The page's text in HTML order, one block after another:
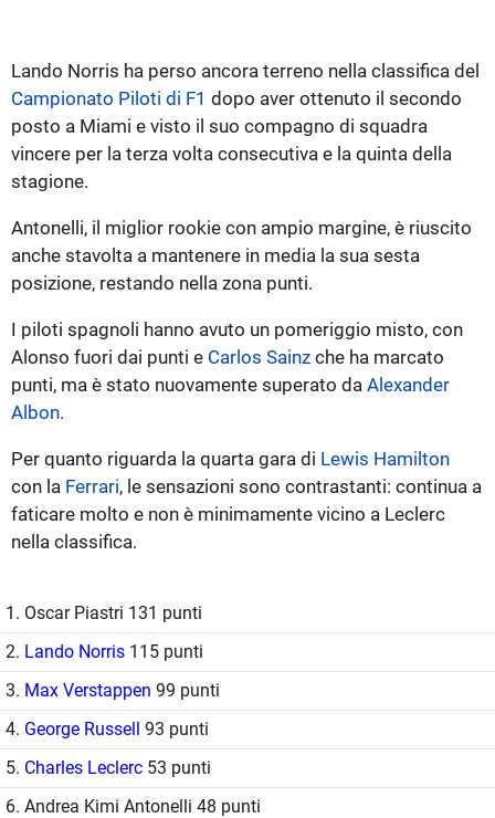
Lando Norris ha perso ancora terreno nella classifica del
Campionato Piloti di F1 dopo aver ottenuto il secondo
posto a Miami e visto il suo compagno di squadra
vincere per la terza volta consecutiva e la quinta della
stagione.
Antonelli, il miglior rookie con ampio margine, è riuscito
anche stavolta a mantenere in media la sua sesta
posizione, restando nella zona punti.
I piloti spagnoli hanno avuto un pomeriggio misto, con
Alonso fuori dai punti e Carlos Sainz che ha marcato
punti, ma è stato nuovamente superato da Alexander
Albon.
Per quanto riguarda la quarta gara di Lewis Hamilton
con la Ferrari, le sensazioni sono contrastanti: continua a
faticare molto e non è minimamente vicino a Leclerc
nella classifica.
1. Oscar Piastri 131 punti
2. Lando Norris 115 punti
3. Max Verstappen 99 punti
4. George Russell 93 punti
5. Charles Leclerc 53 punti
6. Andrea Kimi Antonelli 48 punti